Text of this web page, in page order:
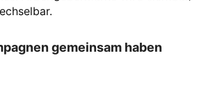
gemeinsam haben